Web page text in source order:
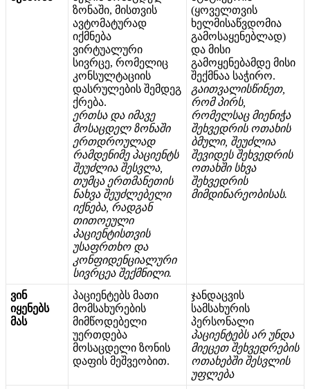
ზონაში, მისთვის
ავტომატურად
იქმნება
ვირტუალური
სივრცე, რომელიც
კონსულტაციის
დასრულების შემდეგ
ქრება.
ერთსა და იმავე
მოსაცდელ ზონაში
ერთდროულად
რამდენიმე პაციენტს
შეუძლია შესვლა,
თუმცა ერთმანეთის
ნახვა შეუძლებელი
იქნება, რადგან
თითოეული
პაციენტისთვის
უსაფრთხო და
კონფიდენციალური
სივრცეა შექმნილი.
(ყოველთვის
ხელმისაწვდომია
გამოსაყენებლად)
და მისი
გამოყენებამდე მისი
შექმნაა საჭირო.
გაითვალისწინეთ,
რომ პირს,
რომელსაც მიენიჭა
შეხვედრის ოთახის
ბმული, შეუძლია
შევიდეს შეხვედრის
ოთახში სხვა
შეხვედრის
მიმდინარეობისას.
ვინ
იყენებს
მას
პაციენტებს მათი
მომსახურების
მიმწოდებელი
უერთდება
მოსაცდელი ზონის
დაფის მეშვეობით.
ჯანდაცვის
სამსახურის
პერსონალი
პაციენტებს არ უნდა
მიეცეთ შეხვედრების
ოთახებში შესვლის
უფლება